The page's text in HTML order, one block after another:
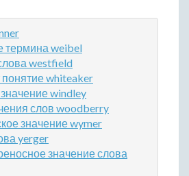
термина weibel
westfield
понятие whiteaker
windley
слов woodberry
значение wymer
yerger
значение слова